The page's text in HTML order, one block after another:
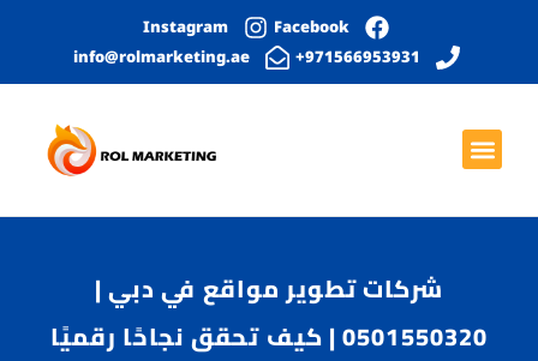
Facebook
Instagram
971566953931+
info@rolmarketing.ae
شركات تطوير مواقع في دبي |
0501550320 | كيف تحقق نجاحًا رقميًا